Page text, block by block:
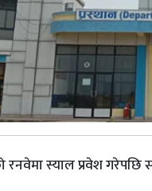
रनवेमा स्याल प्रवेश